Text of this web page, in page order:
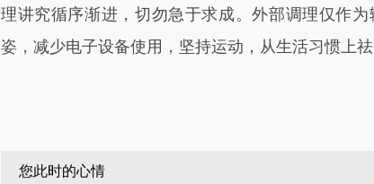
理讲究循序渐进，切勿急于求成。外部调理仅作
姿，减少电子设备使用，坚持运动，从生活习惯上祛
您此时的心情